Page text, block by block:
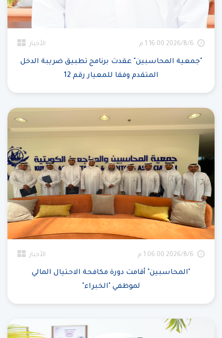
6‏‏/8‏‏/2026 1:16:00 م الأخبار
"جمعية المحاسبين" عقدت برنامج تطبيق ضريبة الدخل
المتقدم وفقا للمعيار رقم 12
6‏‏/8‏‏/2026 1:06:00 م الأخبار
"المحاسبين" أقامت دورة مكافحة الاحتيال المالي
لموظفي "الخبراء"